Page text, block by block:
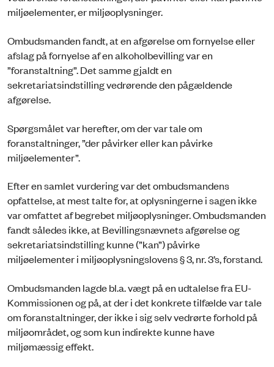
miljøelementer, er miljøoplysninger.
Ombudsmanden fandt, at en afgørelse om fornyelse eller
afslag på fornyelse af en alkoholbevilling var en
”foranstaltning”. Det samme gjaldt en
sekretariatsindstilling vedrørende den pågældende
afgørelse.
Spørgsmålet var herefter, om der var tale om
foranstaltninger, ”der påvirker eller kan påvirke
miljøelementer”.
Efter en samlet vurdering var det ombudsmandens
opfattelse, at mest talte for, at oplysningerne i sagen ikke
var omfattet af begrebet miljøoplysninger. Ombudsmanden
fandt således ikke, at Bevillingsnævnets afgørelse og
sekretariatsindstilling kunne (”kan”) påvirke
miljøelementer i miljøoplysningslovens § 3, nr. 3’s, forstand.
Ombudsmanden lagde bl.a. vægt på en udtalelse fra EU-
Kommissionen og på, at der i det konkrete tilfælde var tale
om foranstaltninger, der ikke i sig selv vedrørte forhold på
miljøområdet, og som kun indirekte kunne have
miljømæssig effekt.